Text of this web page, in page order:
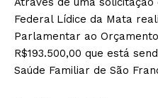
Federal Lídice da Mata
Parlamentar ao
R$193.500,00 que está
Saúde Familiar de São